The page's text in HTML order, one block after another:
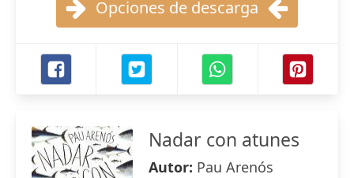
Opciones de descarga
Nadar con atunes
Autor: Pau Arenós